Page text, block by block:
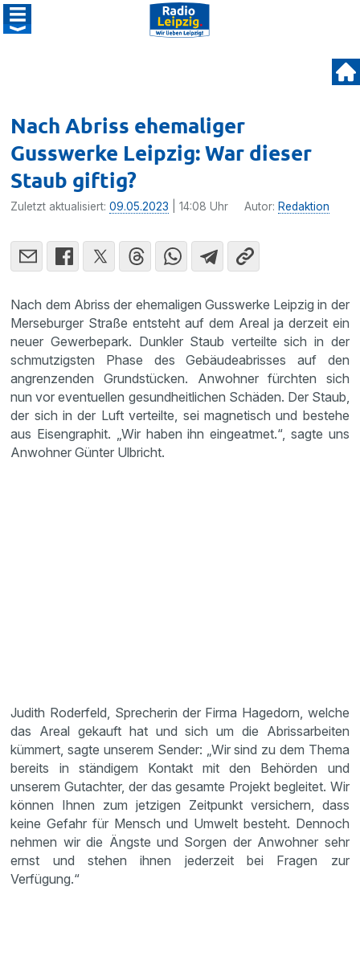
Nach Abriss ehemaliger
Gusswerke Leipzig: War dieser
Staub giftig?
Zuletzt aktualisiert:09.05.2023 | 14:08 Uhr Autor: Redaktion
Nach dem Abriss der ehemaligen Gusswerke Leipzig in der
Merseburger Straße entsteht auf dem Areal ja derzeit ein
neuer Gewerbepark. Dunkler Staub verteilte sich in der
schmutzigsten Phase des Gebäudeabrisses auf den
angrenzenden Grundstücken. Anwohner fürchten sich
nun vor eventuellen gesundheitlichen Schäden. Der Staub,
der sich in der Luft verteilte, sei magnetisch und bestehe
aus Eisengraphit. „Wir haben ihn eingeatmet.“, sagte uns
Anwohner Günter Ulbricht.
Judith Roderfeld, Sprecherin der Firma Hagedorn, welche
das Areal gekauft hat und sich um die Abrissarbeiten
kümmert, sagte unserem Sender: „Wir sind zu dem Thema
bereits in ständigem Kontakt mit den Behörden und
unserem Gutachter, der das gesamte Projekt begleitet. Wir
können Ihnen zum jetzigen Zeitpunkt versichern, dass
keine Gefahr für Mensch und Umwelt besteht. Dennoch
nehmen wir die Ängste und Sorgen der Anwohner sehr
ernst und stehen ihnen jederzeit bei Fragen zur
Verfügung.“